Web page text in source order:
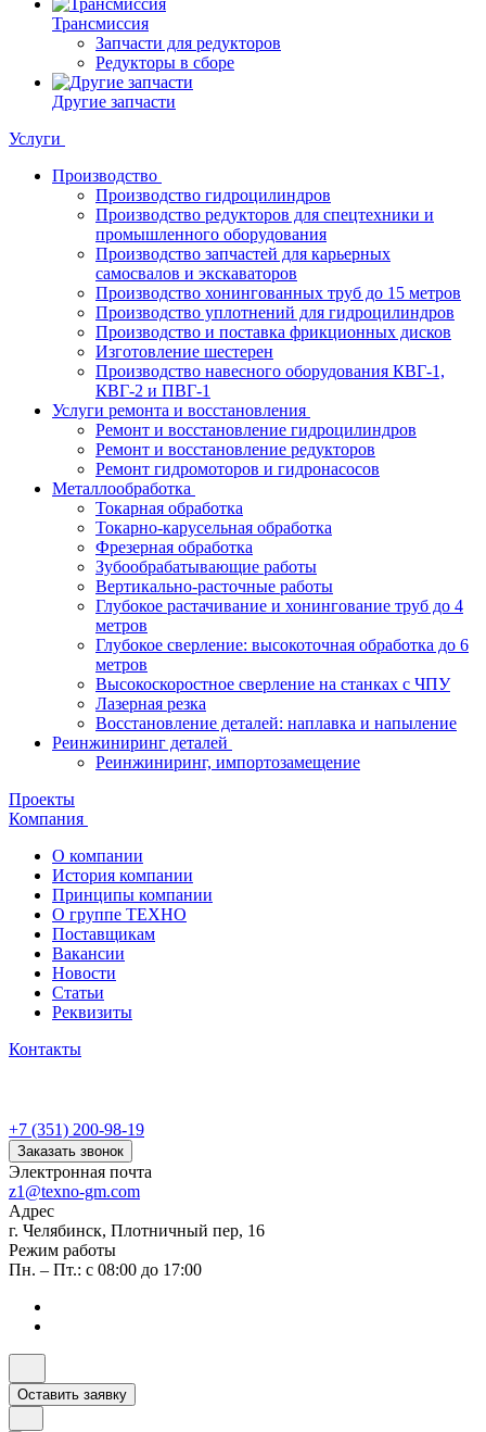
Трансмиссия
Запчасти для редукторов
Редукторы в сборе
Другие запчасти
Услуги
Производство
Производство гидроцилиндров
Производство редукторов для спецтехники и
промышленного оборудования
Производство запчастей для карьерных
самосвалов и экскаваторов
Производство хонингованных труб до 15 метров
Производство уплотнений для гидроцилиндров
Производство и поставка фрикционных дисков
Изготовление шестерен
Производство навесного оборудования КВГ-1,
КВГ-2 и ПВГ-1
Услуги ремонта и восстановления
Ремонт и восстановление гидроцилиндров
Ремонт и восстановление редукторов
Ремонт гидромоторов и гидронасосов
Металлообработка
Токарная обработка
Токарно-карусельная обработка
Фрезерная обработка
Зубообрабатывающие работы
Вертикально-расточные работы
Глубокое растачивание и хонингование труб до 4
метров
Глубокое сверление: высокоточная обработка до 6
метров
Высокоскоростное сверление на станках с ЧПУ
Лазерная резка
Восстановление деталей: наплавка и напыление
Реинжиниринг деталей
Реинжиниринг, импортозамещение
Проекты
Компания
О компании
История компании
Принципы компании
О группе ТЕХНО
Поставщикам
Вакансии
Новости
Статьи
Реквизиты
Контакты
+7 (351) 200-98-19
Заказать звонок
Электронная почта
z1@texno-gm.com
Адрес
г. Челябинск, Плотничный пер, 16
Режим работы
Пн. – Пт.: с 08:00 до 17:00
Оставить заявку